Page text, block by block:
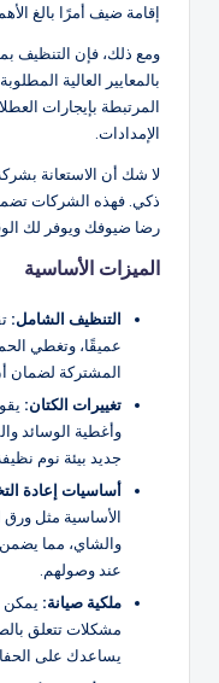
إقامة ضيف أمرًا بالغ
ومع ذلك، فإن التنظيف
بالمعايير العالية
المرتبطة بإيجارات
الإمدادات.
لا شك أن الاستعانة
ذكي. فهذه الشركات تضمن
رضا ضيوفك ويوفر لك
الميزات الأساسية
التنظيف الشامل:
عميقًا، وتغطي
المشتركة لضمان
تغييرات الكتان:
وأغطية الوسائد
جديد بيئة نوم
أساسيات إعادة
الأساسية مثل ورق
والشاي، مما
عند وصولهم.
ملكية صيانة: يمكن
مشكلات تتعلق
يساعدك على